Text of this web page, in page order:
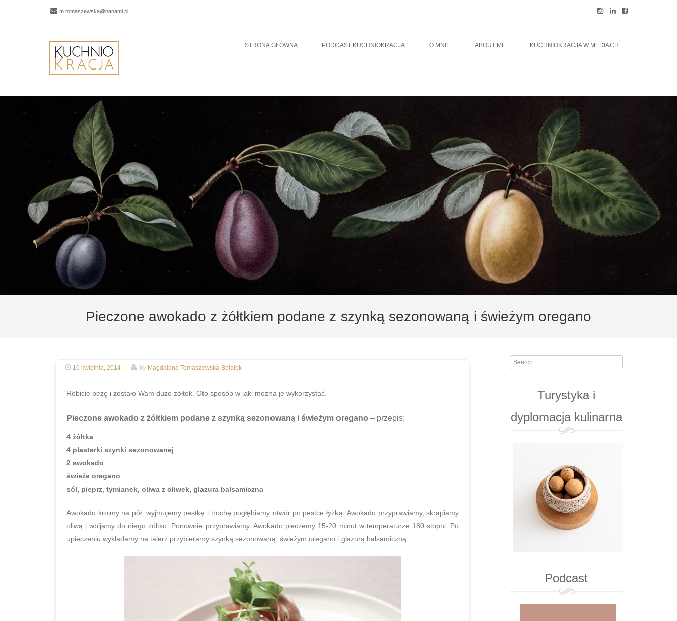
m.tomaszewska@hanami.pl
SKIP TO CONTENTSTRONA GŁÓWNA PODCAST KUCHNIOKRACJA O MNIE ABOUT ME KUCHNIOKRACJA W MEDIACH
Pieczone awokado z żółtkiem podane z szynką sezonowaną i świeżym oregano
16 kwietnia, 2014 by Magdalena Tomaszewska-Bolałek
Robicie bezę i zostało Wam dużo żółtek. Oto sposób w jaki można je wykorzystać.
Pieczone awokado z żółtkiem podane z szynką sezonowaną i świeżym oregano – przepis:
4 żółtka
4 plasterki szynki sezonowanej
2 awokado
świeże oregano
sól, pieprz, tymianek, oliwa z oliwek, glazura balsamiczna
Awokado kroimy na pół, wyjmujemy pestkę i trochę pogłębiamy otwór po pestce łyżką. Awokado przyprawiamy, skrapiamy
oliwą i wbijamy do niego żółtko. Ponownie przyprawiamy. Awokado pieczemy 15-20 minut w temperaturze 180 stopni. Po
upieczeniu wykładamy na talerz przybieramy szynką sezonowaną, świeżym oregano i glazurą balsamiczną.
Search
Turystyka i
dyplomacja kulinarna
Podcast